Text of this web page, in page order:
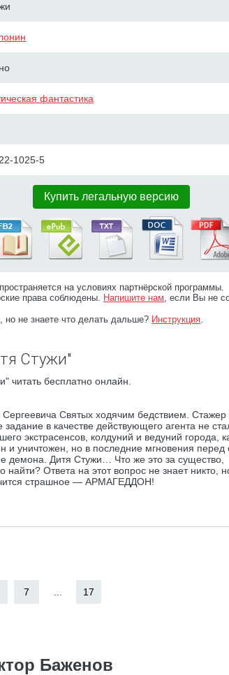
фантастика
1025-5
Купить легальную версию
на условиях партнёрской программы.
права соблюдены. Напишите нам, если Вы не
но не знаете что делать дальше? Инструкция.
Стужи"
читать бесплатно онлайн.
Святых ходячим бедствием. Стажер
в качестве действующего агента не
экстрасенсов, колдуний и ведуний города,
и уничтожен, но в последние мгновения перед
демона. Дитя Стужи… Что же это за существо,
Ответа на этот вопрос не знает никто,
страшное — АРМАГЕДДОН!
7 17
Баженов